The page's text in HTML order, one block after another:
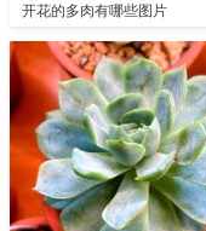
开花的多肉有哪些图片